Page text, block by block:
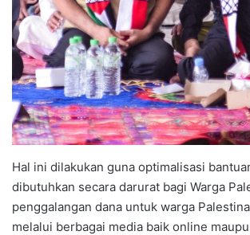
Hal ini dilakukan guna optimalisasi
dibutuhkan secara darurat bagi Warga
penggalangan dana untuk warga
melalui berbagai media baik online